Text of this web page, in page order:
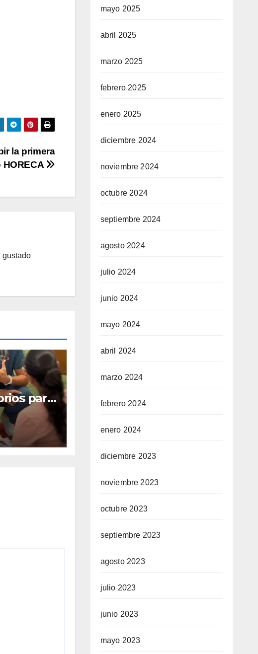
la primera
gustado
para
mayo 2025
abril 2025
marzo 2025
febrero 2025
enero 2025
diciembre 2024
noviembre 2024
octubre 2024
septiembre 2024
agosto 2024
julio 2024
junio 2024
mayo 2024
abril 2024
marzo 2024
febrero 2024
enero 2024
diciembre 2023
noviembre 2023
octubre 2023
septiembre 2023
agosto 2023
julio 2023
junio 2023
mayo 2023